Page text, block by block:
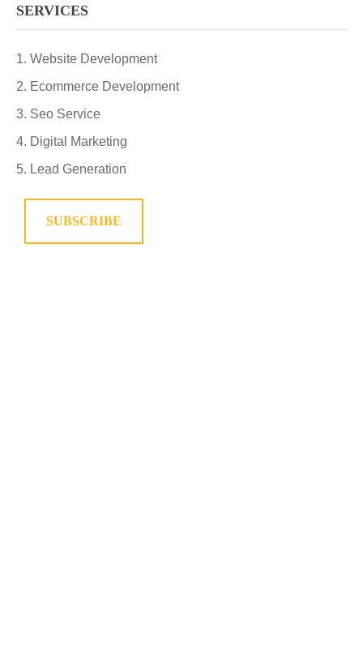
SERVICES
Website Development
Ecommerce Development
Seo Service
Digital Marketing
Lead Generation
SUBSCRIBE